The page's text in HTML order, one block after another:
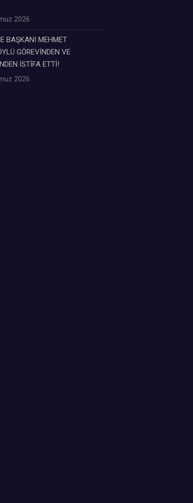
2026
BAŞKANI MEHMET
GÖREVİNDEN VE
İSTİFA ETTİ!
2026